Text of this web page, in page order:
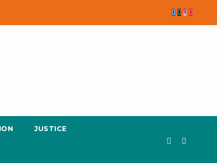
JUSTICE